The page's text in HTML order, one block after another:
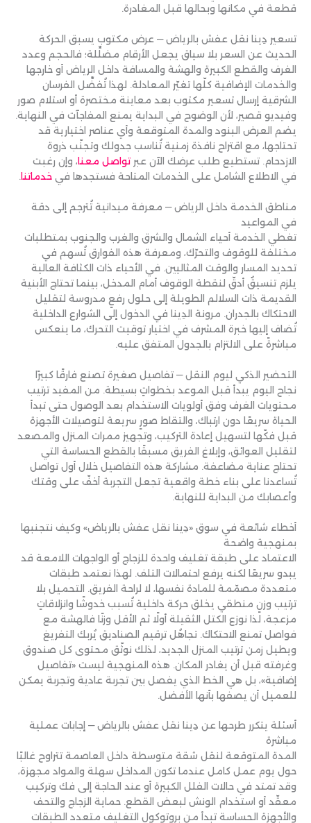
قطعة في مكانها وبحالها قبل المغادرة.
تسعير دِينا نقل عفش بالرياض — عرض مكتوب يسبق الحركة
الحديث عن السعر بلا سياق يجعل الأرقام مضلِّلة؛ فالحجم وعدد
الغرف والقطع الكبيرة والهشة والمسافة داخل الرياض أو خارجها
والخدمات الإضافية كلّها تغيّر المعادلة. لهذا تُفضِّل الفرسان
الشرقية إرسال تسعير مكتوب بعد معاينة مختصرة أو استلام صور
وفيديو قصير، لأن الوضوح في البداية يمنع المفاجآت في النهاية.
يضم العرض البنود والمدة المتوقعة وأي عناصر اختيارية قد
تحتاجها، مع اقتراح نافذة زمنية تُناسب جدولك وتجنّب ذروة
الازدحام. تستطيع طلب عرضك الآن عبرتواصل معنا، وإن رغبت
في الاطلاع الشامل على الخدمات المتاحة فستجدها فيخدماتنا
مناطق الخدمة داخل الرياض — معرفة ميدانية تُترجم إلى دقة
في المواعيد
تغطي الخدمة أحياء الشمال والشرق والغرب والجنوب بمتطلبات
مختلفة للوقوف والتحرّك، ومعرفة هذه الفوارق تُسهم في
تحديد المسار والوقت المثاليين. في الأحياء ذات الكثافة العالية
يلزم تنسيقٌ أدقّ لنقطة الوقوف أمام المدخل، بينما تحتاج الأبنية
القديمة ذات السلالم الطويلة إلى حلول رفعٍ مدروسة لتقليل
الاحتكاك بالجدران. مرونة الدِينا في الدخول إلى الشوارع الداخلية
تُضاف إليها خبرة المشرف في اختيار توقيت التحرك، ما ينعكس
مباشرةً على الالتزام بالجدول المتفق عليه.
التحضير الذكي ليوم النقل — تفاصيل صغيرة تصنع فارقًا كبيرًا
نجاح اليوم يبدأ قبل الموعد بخطواتٍ بسيطة. من المفيد ترتيب
محتويات الغرف وفق أولويات الاستخدام بعد الوصول حتى تبدأ
الحياة سريعًا دون ارتباك، والتقاط صورٍ سريعة لتوصيلات الأجهزة
قبل فكّها لتسهيل إعادة التركيب، وتجهيز ممرات المنزل والمصعد
لتقليل العوائق، وإبلاغ الفريق مسبقًا بالقطع الحساسة التي
تحتاج عناية مضاعفة. مشاركة هذه التفاصيل خلال أول تواصل
تُساعدنا على بناء خطة واقعية تجعل التجربة أخفّ على وقتك
وأعصابك من البداية للنهاية.
أخطاء شائعة في سوق «دِينا نقل عفش بالرياض» وكيف نتجنبها
بمنهجية واضحة
الاعتماد على طبقة تغليف واحدة للزجاج أو الواجهات اللامعة قد
يبدو سريعًا لكنه يرفع احتمالات التلف. لهذا نعتمد طبقات
متعددة مصمّمة للمادة نفسها، لا لراحة الفريق. التحميل بلا
ترتيب وزنٍ منطقي يخلق حركة داخلية تُسبب خدوشًا وانزلاقاتٍ
مزعجة، لذا نوزع الكتل الثقيلة أولًا ثم الأقل وزنًا فالهشة مع
فواصل تمنع الاحتكاك. تجاهُل ترقيم الصناديق يُربك التفريغ
ويطيل زمن ترتيب المنزل الجديد، لذلك نوثّق محتوى كل صندوق
وغرفته قبل أن يغادر المكان. هذه المنهجية ليست «تفاصيل
إضافية»، بل هي الخط الذي يفصل بين تجربة عادية وتجربة يمكن
للعميل أن يصفها بأنها الأفضل.
أسئلة يتكرر طرحها عن دِينا نقل عفش بالرياض — إجابات عملية
مباشرة
المدة المتوقعة لنقل شقة متوسطة داخل العاصمة تتراوح غالبًا
حول يوم عمل كامل عندما تكون المداخل سهلة والمواد مجهزة،
وقد تمتد في حالات الفلل الكبيرة أو عند الحاجة إلى فك وتركيب
معقّد أو استخدام الونش لبعض القطع. حماية الزجاج والتحف
والأجهزة الحساسة تبدأ من بروتوكول التغليف متعدد الطبقات